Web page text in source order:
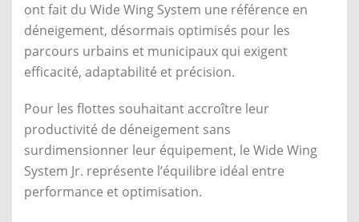
ont fait du Wide Wing System une référence en
déneigement, désormais optimisés pour les
parcours urbains et municipaux qui exigent
efficacité, adaptabilité et précision.
Pour les flottes souhaitant accroître leur
productivité de déneigement sans
surdimensionner leur équipement, le Wide Wing
System Jr. représente l’équilibre idéal entre
performance et optimisation.